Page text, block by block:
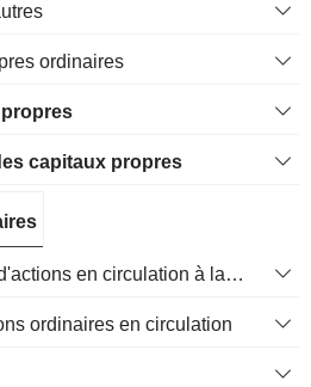
ordinaires
capitaux propres
ECS Nombre total d'actions en circulation à la date de dépôt
ordinaires en circulation